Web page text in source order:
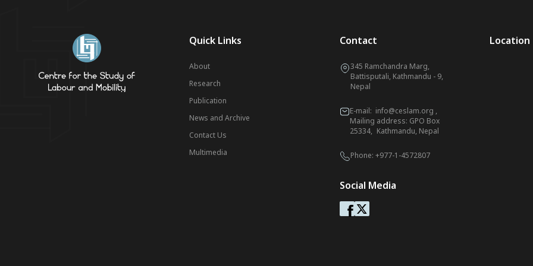
Quick Links
About
Research
Publication
News and Archive
Contact Us
Multimedia
Contact
345 Ramchandra Marg,
Battisputali, Kathmandu - 9,
Nepal
E-mail: info@ceslam.org ,
Mailing address: GPO Box
25334, Kathmandu, Nepal
Phone: +977-1-4572807
Social Media
Location